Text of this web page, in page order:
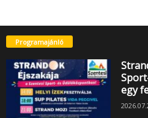
Programajánló
egy